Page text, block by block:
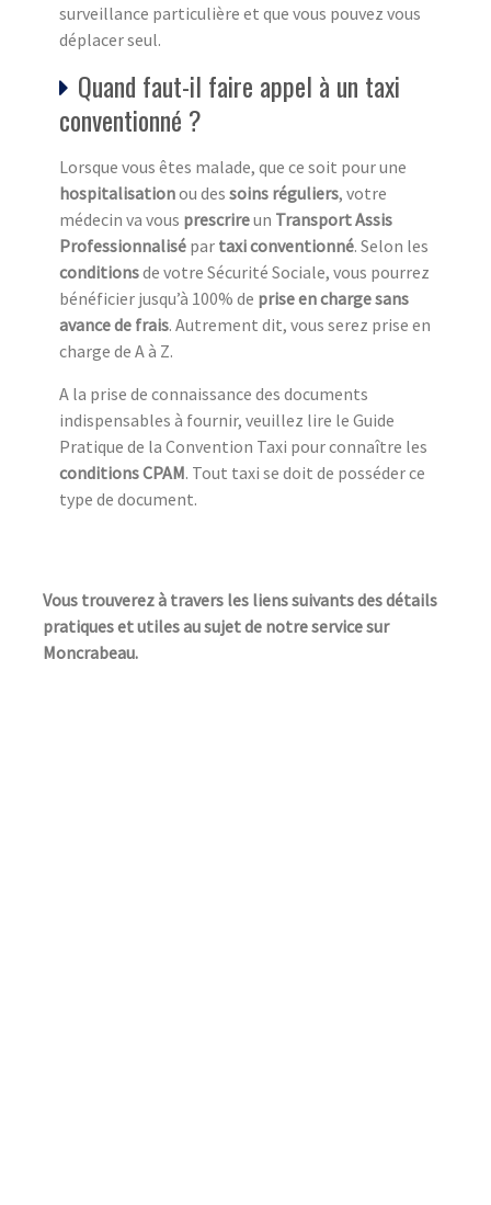
surveillance particulière et que vous pouvez vous
déplacer seul.
Quand faut-il faire appel à un taxi
conventionné ?
Lorsque vous êtes malade, que ce soit pour une
hospitalisationou des soins réguliers, votre
médecin va vous prescrireun Transport Assis
Professionnalisé par taxi conventionné. Selon les
conditionsde votre Sécurité Sociale, vous pourrez
bénéficier jusqu’à 100% de prise en charge sans
avance de frais. Autrement dit, vous serez prise en
charge de A à Z.
A la prise de connaissance des documents
indispensables à fournir, veuillez lire le Guide
Pratique de la Convention Taxi pour connaître les
conditions CPAM. Tout taxi se doit de posséder ce
type de document.
Vous trouverez à travers les liens suivants des détails
pratiques et utiles au sujet de notre service sur
Moncrabeau.